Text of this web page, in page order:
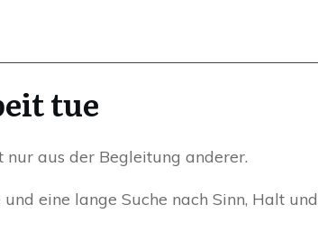
tue
nur aus der Begleitung anderer.
eine lange Suche nach Sinn, Halt